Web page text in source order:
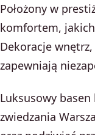
Położony w
komfortem,
Dekoracje
zapewniają
Luksusowy
zwiedzania